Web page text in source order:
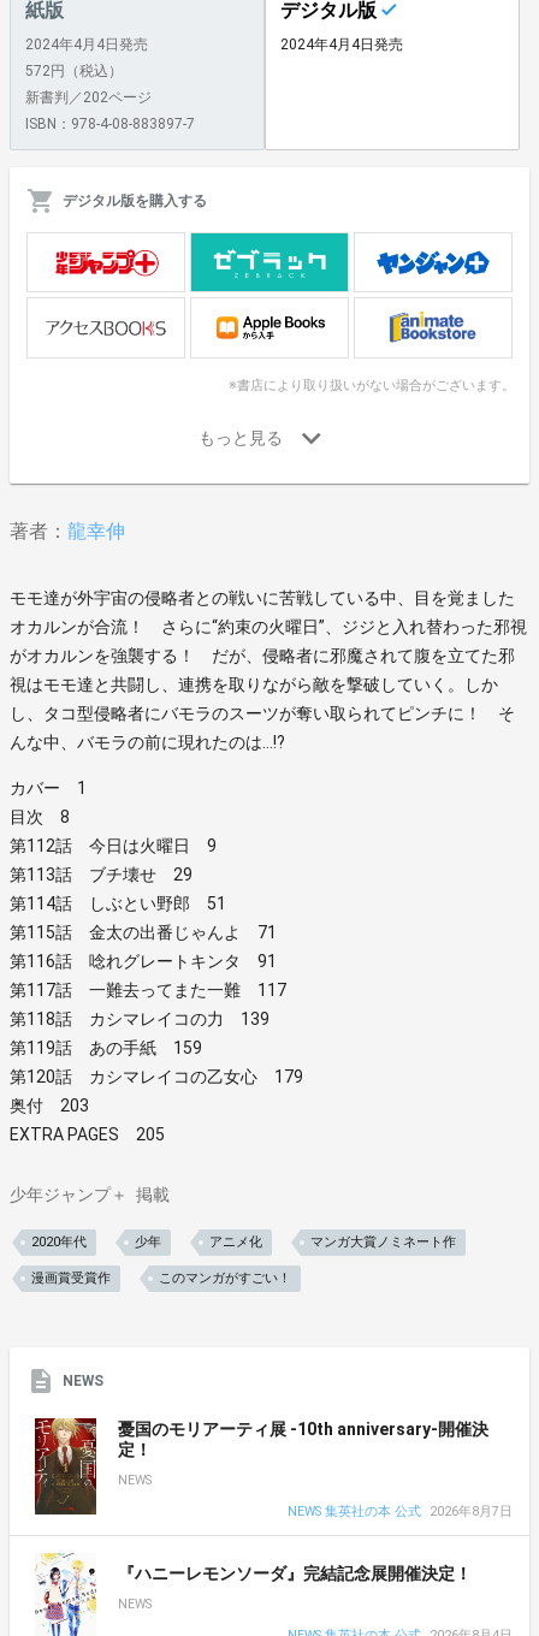
紙版
2024年4月4日発売
572円（税込）
新書判／202ページ
ISBN：978-4-08-883897-7
デジタル版
2024年4月4日発売
デジタル版を購入する
※書店により取り扱いがない場合がございます。
著者： 龍幸伸
モモ達が外宇宙の侵略者との戦いに苦戦している中、目を覚ました
オカルンが合流！ さらに“約束の火曜日”、ジジと入れ替わった邪視
がオカルンを強襲する！ だが、侵略者に邪魔されて腹を立てた邪
視はモモ達と共闘し、連携を取りながら敵を撃破していく。しか
し、タコ型侵略者にバモラのスーツが奪い取られてピンチに！ そ
んな中、バモラの前に現れたのは…!?
カバー 1
目次 8
第112話 今日は火曜日 9
第113話 ブチ壊せ 29
第114話 しぶとい野郎 51
第115話 金太の出番じゃんよ 71
第116話 唸れグレートキンタ 91
第117話 一難去ってまた一難 117
第118話 カシマレイコの力 139
第119話 あの手紙 159
第120話 カシマレイコの乙女心 179
奥付 203
EXTRA PAGES 205
少年ジャンプ＋ 掲載
2020年代 少年 アニメ化 マンガ大賞ノミネート作
漫画賞受賞作 このマンガがすごい！
NEWS
憂国のモリアーティ展 -10th anniversary-開催決
定！
NEWS
NEWS 集英社の本 公式
2026年8月7日
『ハニーレモンソーダ』完結記念展開催決定！
NEWS